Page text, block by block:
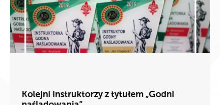
Kolejni instruktorzy z tytułem „Godni